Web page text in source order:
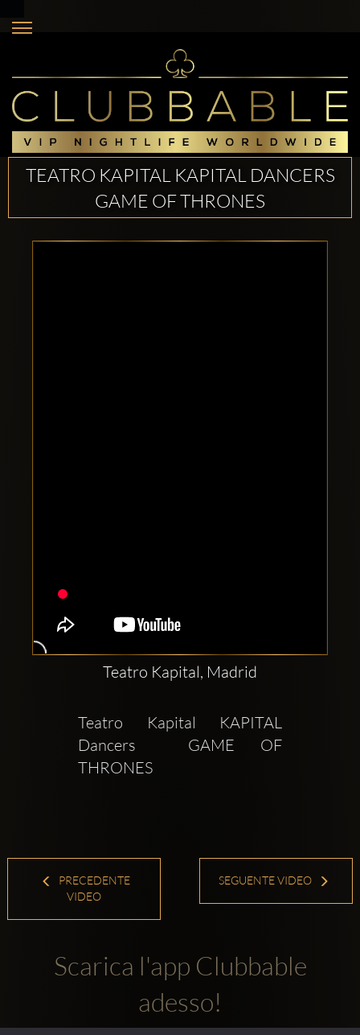
TEATRO KAPITAL KAPITAL DANCERS
GAME OF THRONES
Teatro Kapital, Madrid
Teatro Kapital KAPITAL
Dancers  GAME OF
THRONES
PRECEDENTE
VIDEO
SEGUENTE VIDEO
Scarica l'app Clubbable
adesso!